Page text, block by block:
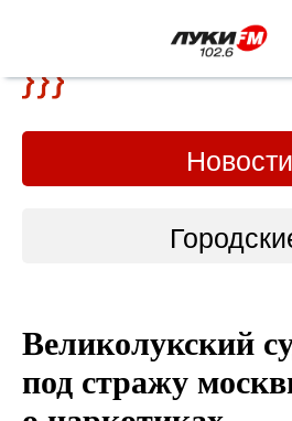
Новости
Слово
Великолукский
под стражу